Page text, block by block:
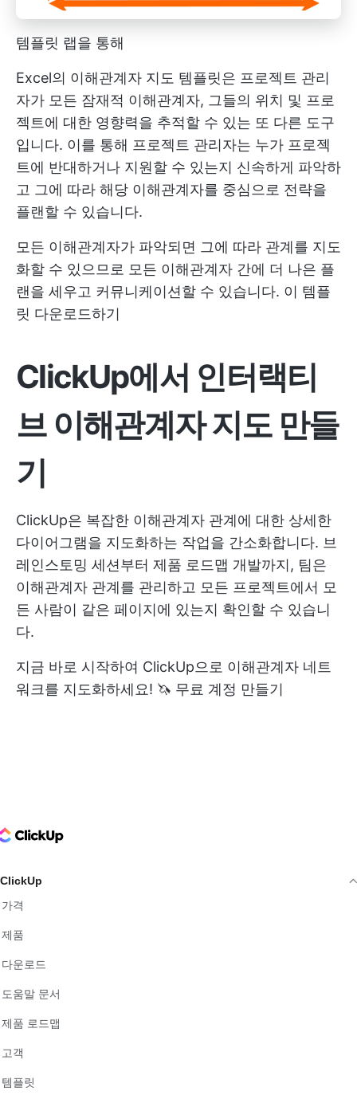
템플릿 랩을 통해
Excel의 이해관계자 지도 템플릿은 프로젝트 관리
자가 모든 잠재적 이해관계자, 그들의 위치 및 프로
젝트에 대한 영향력을 추적할 수 있는 또 다른 도구
입니다. 이를 통해 프로젝트 관리자는 누가 프로젝
트에 반대하거나 지원할 수 있는지 신속하게 파악하
고 그에 따라 해당 이해관계자를 중심으로 전략을
플랜할 수 있습니다.
모든 이해관계자가 파악되면 그에 따라 관계를 지도
화할 수 있으므로 모든 이해관계자 간에 더 나은 플
랜을 세우고 커뮤니케이션할 수 있습니다. 이 템플
릿 다운로드하기
ClickUp에서 인터랙티
브 이해관계자 지도 만들
기
ClickUp은 복잡한 이해관계자 관계에 대한 상세한
다이어그램을 지도화하는 작업을 간소화합니다. 브
레인스토밍 세션부터 제품 로드맵 개발까지, 팀은
이해관계자 관계를 관리하고 모든 프로젝트에서 모
든 사람이 같은 페이지에 있는지 확인할 수 있습니
다.
지금 바로 시작하여 ClickUp으로 이해관계자 네트
워크를 지도화하세요! 🦄 무료 계정 만들기
Logo
ClickUp
가격
제품
다운로드
도움말 문서
제품 로드맵
고객
템플릿